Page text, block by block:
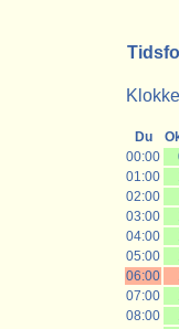
Du
00:00
01:00
02:00
03:00
04:00
05:00
06:00
07:00
08:00